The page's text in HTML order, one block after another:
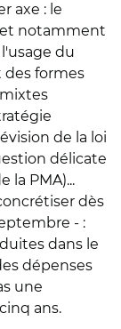
axe : le
notamment
du
formes
de la loi
délicate
la PMA)...
dès
- :
dans le
dépenses
une
ans.